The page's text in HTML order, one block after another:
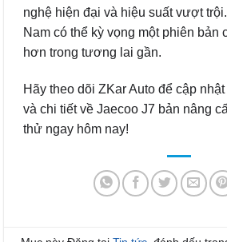
nghệ hiện đại và hiệu suất vượt
Nam có thể kỳ vọng một phiên bản
hơn trong tương lai gần.
Hãy theo dõi ZKar Auto để cập
và chi tiết về Jaecoo J7 bản nâng
thử ngay hôm nay!